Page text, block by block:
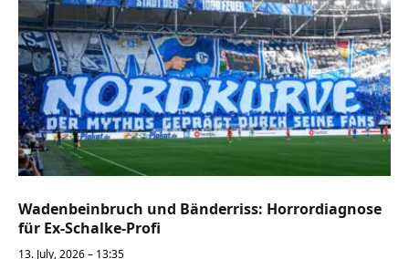
Wadenbeinbruch und Bänderriss: Horrordiagnose
für Ex-Schalke-Profi
13. July, 2026 – 13:35